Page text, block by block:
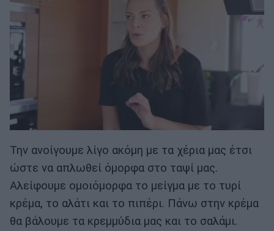
Την ανοίγουμε λίγο ακόμη με τα χέρια μας έτσι
ώστε να απλωθεί όμορφα στο ταψί μας.
Αλείφουμε ομοιόμορφα το μείγμα με το τυρί
κρέμα, το αλάτι και το πιπέρι. Πάνω στην κρέμα
θα βάλουμε τα κρεμμύδια μας και το σαλάμι.